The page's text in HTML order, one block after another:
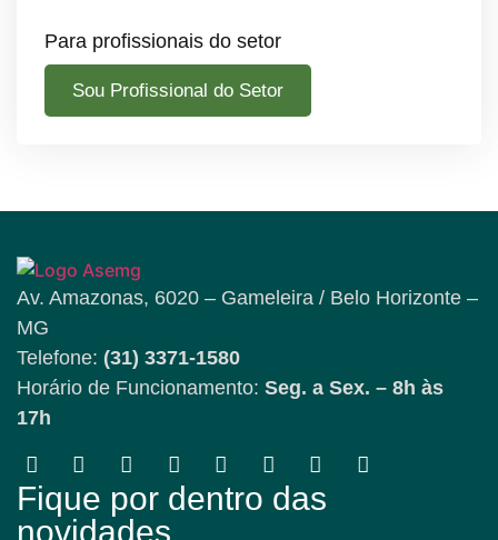
Para profissionais do setor
Sou Profissional do Setor
Av. Amazonas, 6020 – Gameleira / Belo Horizonte –
MG
Telefone: (31) 3371-1580
Horário de Funcionamento: Seg. a Sex. – 8h às
17h
Fique por dentro das
novidades